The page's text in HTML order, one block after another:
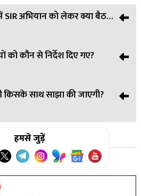
SIR अभियान को लेकर क्या बैठक
ने जिलाधिकारियों के साथ समीक्षा
को कौन से निर्देश दिए गए?
के दैनिक रिव्यू और ASD सूची साझा करने के
किसके साथ साझा की जाएगी?
दलों के BLA के साथ साझा की जाएगी।
हमसे जुड़ें